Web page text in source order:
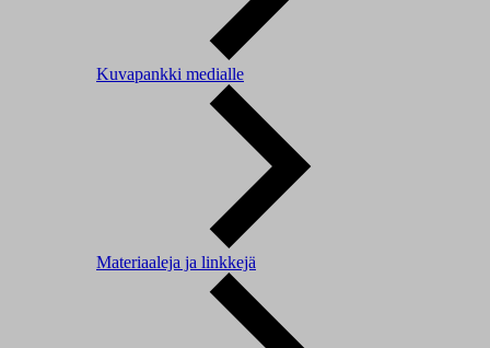
Kuvapankki medialle
Materiaaleja ja linkkejä